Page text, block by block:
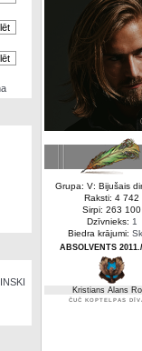
Grupa: V: Bijušais
Raksti: 4 742
Sirpi: 263 100
Dzīvnieks: 1
Biedra krājumi:
ABSOLVENTS
Kristians Alans
ČUČ KOPTELPAS